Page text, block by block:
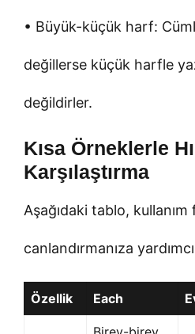
• Büyük-küçük harf:
değillerse küçük harfle
değildirler.
Kısa Örneklerle
Karşılaştırma
Aşağıdaki tablo, kullanım
canlandırmanıza
Özellik Each